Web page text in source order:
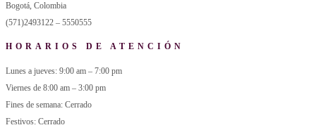
Bogotá, Colombia
(571)2493122 – 5550555
HORARIOS DE ATENCIÓN
Lunes a jueves: 9:00 am – 7:00 pm
Viernes de 8:00 am – 3:00 pm
Fines de semana: Cerrado
Festivos: Cerrado